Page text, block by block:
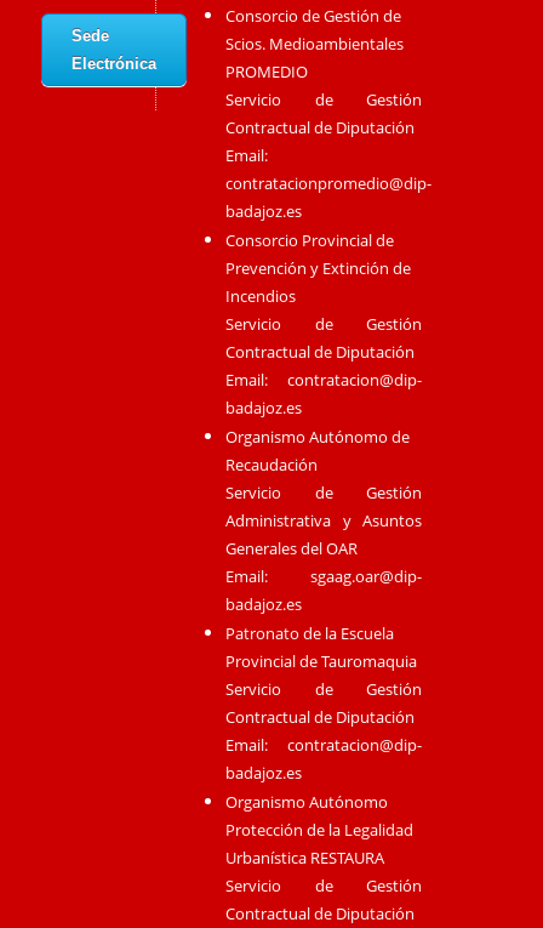
Sede
Electrónica
Consorcio de Gestión de
Scios. Medioambientales
PROMEDIO
Servicio de Gestión
Contractual de Diputación
Email:
contratacionpromedio@dip-
badajoz.es
Consorcio Provincial de
Prevención y Extinción de
Incendios
Servicio de Gestión
Contractual de Diputación
Email:contratacion@dip-
badajoz.es
Organismo Autónomo de
Recaudación
Servicio de Gestión
Administrativa y Asuntos
Generales del OAR
Email:sgaag.oar@dip-
badajoz.es
Patronato de la Escuela
Provincial de Tauromaquia
Servicio de Gestión
Contractual de Diputación
Email:contratacion@dip-
badajoz.es
Organismo Autónomo
Protección de la Legalidad
Urbanística RESTAURA
Servicio de Gestión
Contractual de Diputación